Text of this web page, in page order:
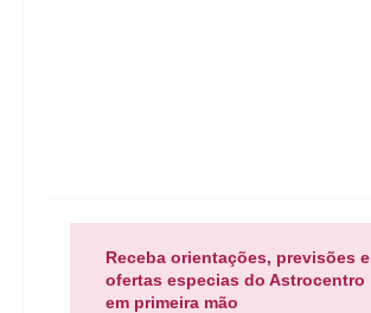
Receba orientações, previsões e
ofertas especias do Astrocentro
em primeira mão